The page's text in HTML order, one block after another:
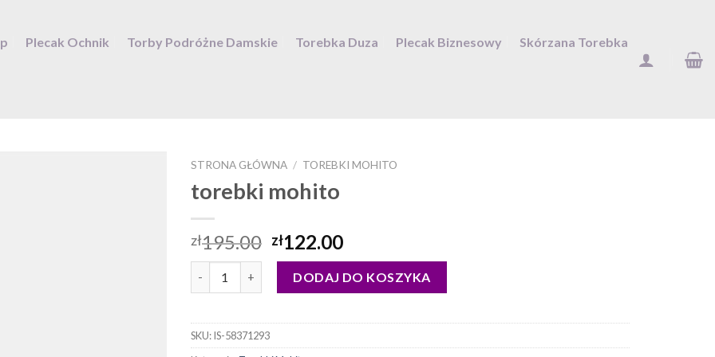
Plecak Ochnik Torby Podróżne Damskie Torebka Duza Plecak Biznesowy Skórzana Torebka
STRONA GŁÓWNA / TOREBKI MOHITO
torebki mohito
zł195.00 zł122.00
DODAJ DO KOSZYKA
SKU:IS-58371293